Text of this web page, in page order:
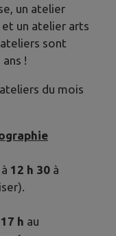
un atelier
un atelier arts
sont
!
du mois
à 12 h 30 à
17 h au